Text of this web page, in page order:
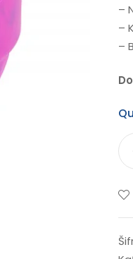
–
–
–